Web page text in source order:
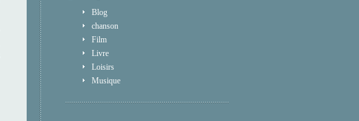
Blog
chanson
Film
Livre
Loisirs
Musique